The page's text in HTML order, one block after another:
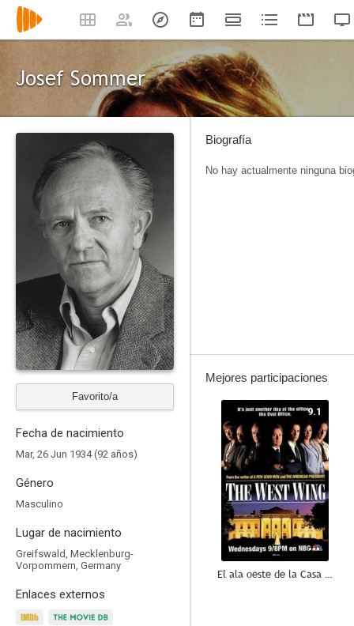
Josef Sommer
Favorito/a
Fecha de nacimiento
Mar, 26 Jun 1934 (92 años)
Género
Masculino
Lugar de nacimiento
Greifswald, Mecklenburg-
Vorpommern, Germany
Enlaces externos
Biografía
No hay actualmente ninguna
Mejores participaciones
9.1
El ala oeste de la Casa Blanca